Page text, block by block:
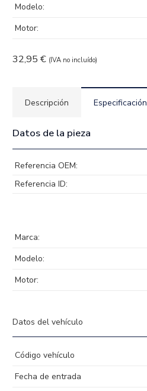
32,95 € (IVA no incluído)
Modelo:
Motor:
Descripción Especificación
Datos de la pieza
Referencia OEM:
Referencia ID:
Marca:
Modelo:
Motor:
Datos del vehículo
Código vehículo
Fecha de entrada